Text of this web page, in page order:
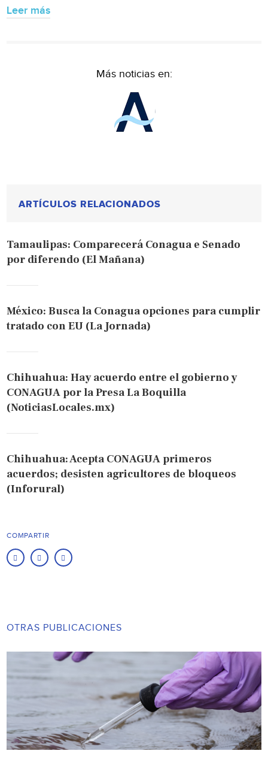
Leer más
Más noticias en:
ARTÍCULOS RELACIONADOS
Tamaulipas: Comparecerá Conagua e Senado
por diferendo (El Mañana)
México: Busca la Conagua opciones para cumplir
tratado con EU (La Jornada)
Chihuahua: Hay acuerdo entre el gobierno y
CONAGUA por la Presa La Boquilla
(NoticiasLocales.mx)
Chihuahua: Acepta CONAGUA primeros
acuerdos; desisten agricultores de bloqueos
(Inforural)
COMPARTIR
OTRAS PUBLICACIONES